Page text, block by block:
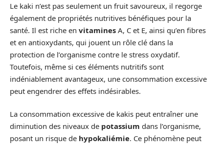
Le kaki n’est pas seulement un fruit savoureux, il regorge
également de propriétés nutritives bénéfiques pour la
santé. Il est riche en vitamines A, C et E, ainsi qu’en fibres
et en antioxydants, qui jouent un rôle clé dans la
protection de l’organisme contre le stress oxydatif.
Toutefois, même si ces éléments nutritifs sont
indéniablement avantageux, une consommation excessive
peut engendrer des effets indésirables.
La consommation excessive de kakis peut entraîner une
diminution des niveaux de potassium dans l’organisme,
posant un risque de hypokaliémie. Ce phénomène peut